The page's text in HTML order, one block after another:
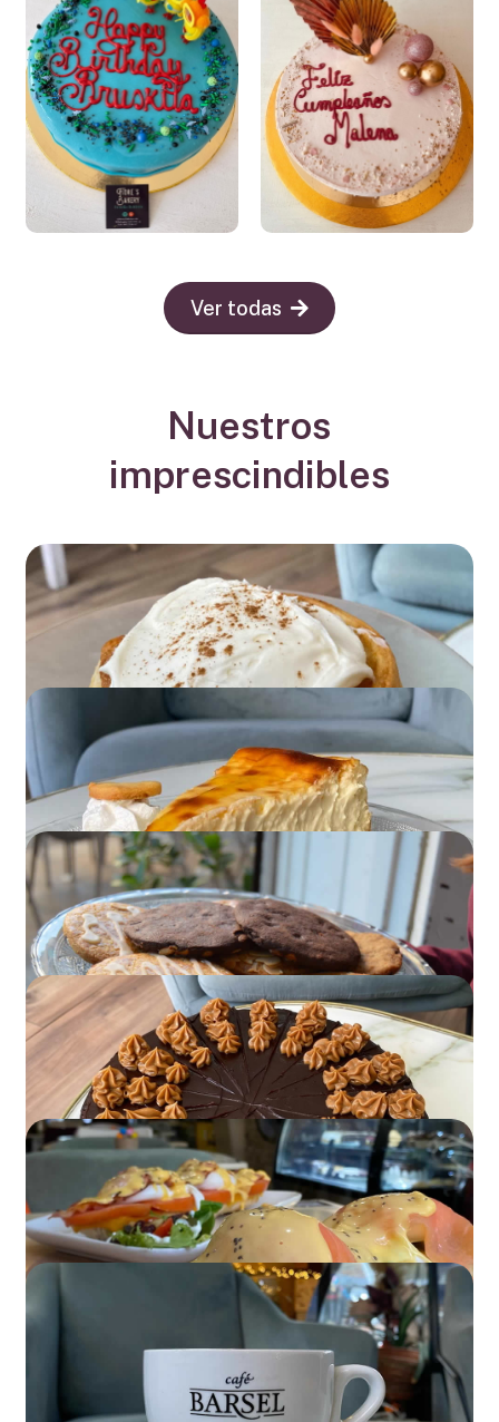
Ver todas
Nuestros
imprescindibles
Cinnamon Rolls
Esponjosos, aromáticos y recién horneados cada
día.
Cheesecake
Nuestra tarta de queso cremosa, uno de los
favoritos.
Cookies caseras
Galletas artesanales con ingredientes de
calidad.
Tartas
Prueba en nuestro local nuestras tartas
caseras.